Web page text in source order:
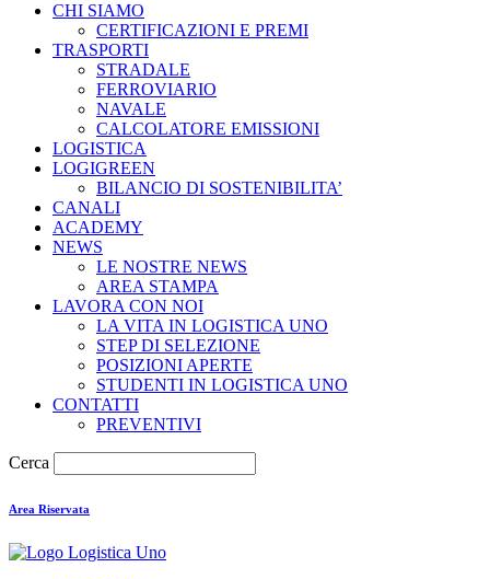
CHI SIAMO
CERTIFICAZIONI E PREMI
TRASPORTI
STRADALE
FERROVIARIO
NAVALE
CALCOLATORE EMISSIONI
LOGISTICA
LOGIGREEN
BILANCIO DI SOSTENIBILITA’
CANALI
ACADEMY
NEWS
LE NOSTRE NEWS
AREA STAMPA
LAVORA CON NOI
LA VITA IN LOGISTICA UNO
STEP DI SELEZIONE
POSIZIONI APERTE
STUDENTI IN LOGISTICA UNO
CONTATTI
PREVENTIVI
Cerca
Area Riservata